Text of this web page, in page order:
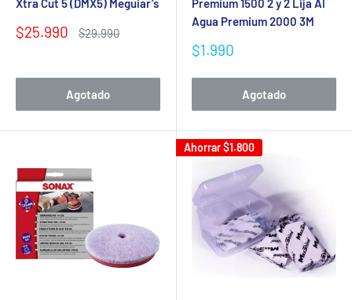
Xtra Cut 5 (DMX5) Meguiar’s
Precio
$25.990
Precio
$29.990
Agotado
Premium 1500 2 y 2 Lija Al
Agua Premium 2000 3M
Precio
venta
$1.990
Agotado
Ahorrar$1.800